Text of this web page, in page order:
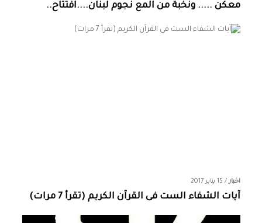
معكن ..... ونخبة من المع نجوم لبنان....افتتاح..
اخبار/ 15 يناير 2017
آيات الشفاء الست فى القرآن الكريم (تقرأ 7 مرات)